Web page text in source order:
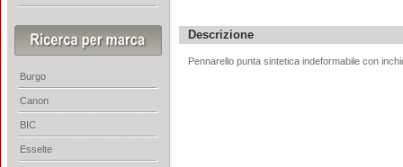
Descrizione
Pennarello punta sintetica indeformabile con
Burgo
Canon
BIC
Esselte